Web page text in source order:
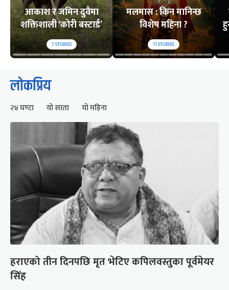
आकाश र जमिन दुवैमा
शक्तिशाली ‘कोरी बस्टार्ड’
7STORIES
मलमास : किन मानिन्छ
विशेष महिना ?
11STORIES
लोकप्रिय
२४ घण्टा यो साता यो महिना
हराएको तीन दिनपछि मृत भेटिए कपिलवस्तुका पूर्वमेयर
सिंह